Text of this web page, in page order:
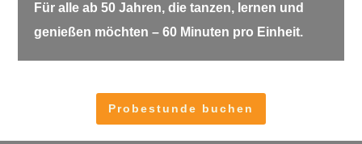
Für alle ab 50 Jahren, die tanzen, lernen und
genießen möchten – 60 Minuten pro Einheit.
Probestunde buchen